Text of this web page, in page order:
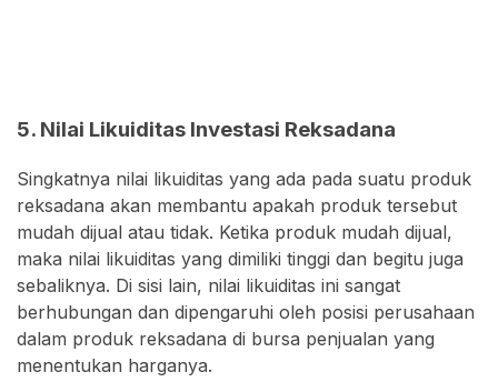
5. Nilai Likuiditas Investasi Reksadana
Singkatnya nilai likuiditas yang ada pada suatu produk
reksadana akan membantu apakah produk tersebut
mudah dijual atau tidak. Ketika produk mudah dijual,
maka nilai likuiditas yang dimiliki tinggi dan begitu juga
sebaliknya. Di sisi lain, nilai likuiditas ini sangat
berhubungan dan dipengaruhi oleh posisi perusahaan
dalam produk reksadana di bursa penjualan yang
menentukan harganya.